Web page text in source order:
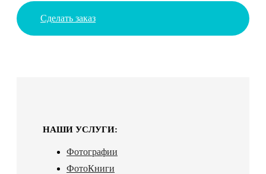
Сделать заказ
НАШИ УСЛУГИ:
Фотографии
ФотоКниги